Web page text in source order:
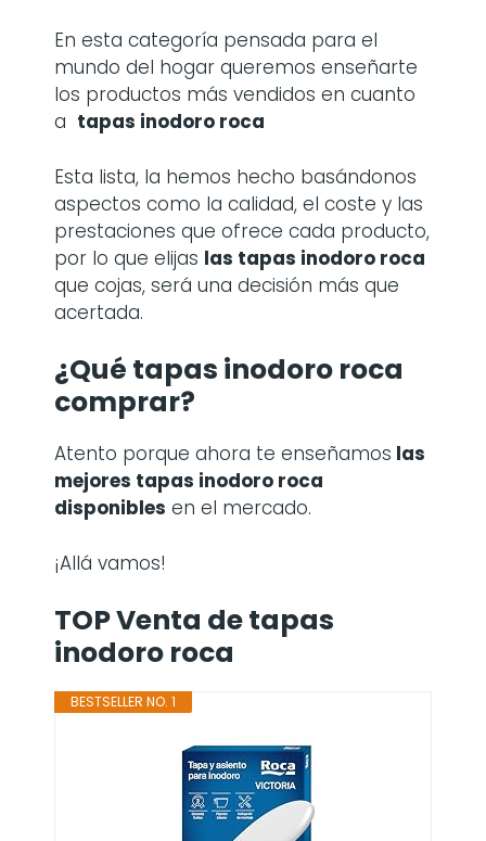
En esta categoría pensada para el
mundo del hogar queremos enseñarte
los productos más vendidos en cuanto
a tapas inodoro roca
Esta lista, la hemos hecho basándonos
aspectos como la calidad, el coste y las
prestaciones que ofrece cada producto,
por lo que elijas las tapas inodoro roca
que cojas, será una decisión más que
acertada.
¿Qué tapas inodoro roca
comprar?
Atento porque ahora te enseñamos las
mejores tapas inodoro roca
disponibles en el mercado.
¡Allá vamos!
TOP Venta de tapas
inodoro roca
BESTSELLER NO. 1